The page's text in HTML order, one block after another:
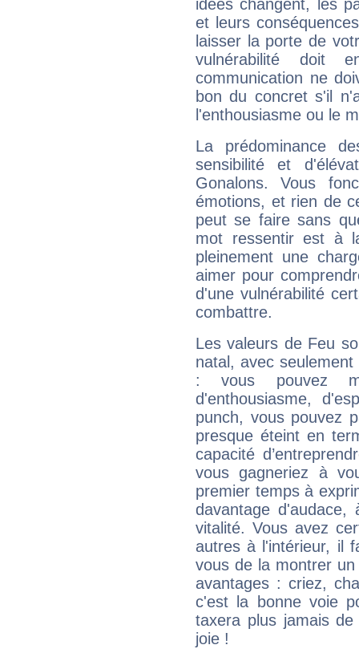
idées changent, les
et leurs
laisser la porte de
vulnérabilité doit
communication ne
bon du concret s'il
l'enthousiasme ou le
La prédominance
sensibilité et
Gonalons. Vous
émotions, et rien de
peut se faire sans
mot ressentir est à
pleinement une
aimer pour
d'une vulnérabilité
combattre.
Les valeurs de Feu
natal, avec
: vous pouvez
d'enthousiasme,
punch, vous pouvez
presque éteint en
capacité
vous gagneriez à
premier temps à
davantage
vitalité. Vous avez
autres à l'intérieur, il
vous de la montrer
avantages : criez,
c'est la bonne voie
taxera plus jamais
joie !